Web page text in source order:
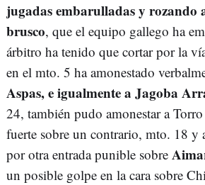
jugadas embarulladas y rozando
brusco, que el equipo gallego ha
árbitro ha tenido que cortar por la
en el mto. 5 ha amonestado
Aspas, e igualmente a Jagoba
24, también pudo amonestar a
fuerte sobre un contrario, mto. 18 y
por otra entrada punible sobre
un posible golpe en la cara sobre